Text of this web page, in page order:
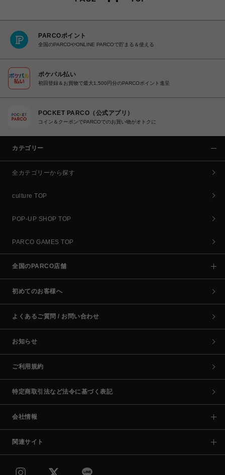
PARCOポイント
全国のPARCOやONLINE PARCOで貯まる＆使える
ポケパル払い
初回登録＆お買物で最大1,500円分のPARCOポイント進呈
POCKET PARCO（公式アプリ）
コイン＆クーポンでPARCOでのお買い物がオトクに
カテゴリー
全カテゴリーから探す
culture TOP
POP-UP SHOP TOP
PARCO GAMES TOP
全国のPARCO店舗
初めてのお客様へ
よくあるご質問 / お問い合わせ
お知らせ
ご利用規約
特定商取引法など法令に基づく表記
会社情報
関連サイト